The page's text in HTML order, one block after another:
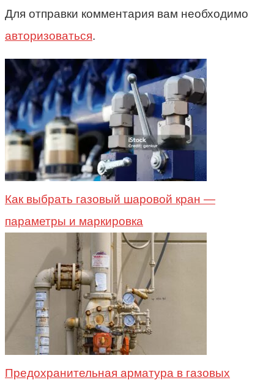
Для отправки комментария вам необходимо
авторизоваться.
Как выбрать газовый шаровой кран —
параметры и маркировка
Предохранительная арматура в газовых